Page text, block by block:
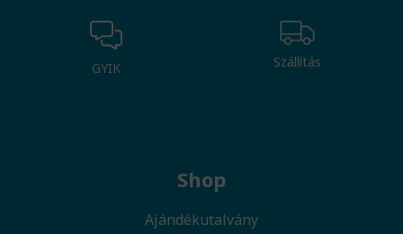
GYIK Szállítás
Shop
Ajándékutalvány